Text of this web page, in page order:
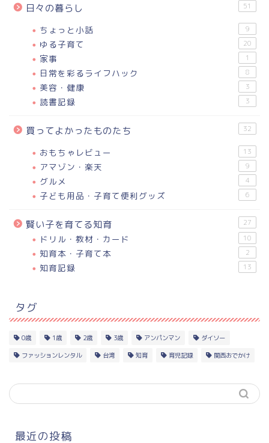
日々の暮らし 51
ちょっと小話 9
ゆる子育て 20
家事 1
日常を彩るライフハック 8
美容・健康 3
読書記録 3
買ってよかったものたち 32
おもちゃレビュー 13
アマゾン・楽天 9
グルメ 4
子ども用品・子育て便利グッズ 6
賢い子を育てる知育 27
ドリル・教材・カード 10
知育本・子育て本 2
知育記録 13
タグ
0歳 1歳 2歳 3歳 アンパンマン ダイソー
ファッションレンタル 台湾 知育 育児記録 関西おでかけ
最近の投稿